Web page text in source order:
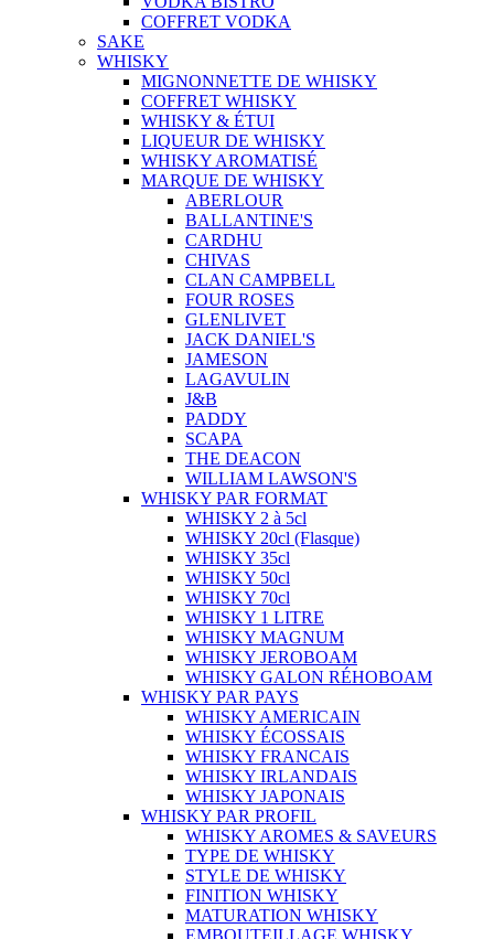
COFFRET VODKA
SAKE
WHISKY
MIGNONNETTE DE WHISKY
COFFRET WHISKY
WHISKY & ÉTUI
LIQUEUR DE WHISKY
WHISKY AROMATISÉ
MARQUE DE WHISKY
ABERLOUR
BALLANTINE'S
CARDHU
CHIVAS
CLAN CAMPBELL
FOUR ROSES
GLENLIVET
JACK DANIEL'S
JAMESON
LAGAVULIN
J&B
PADDY
SCAPA
THE DEACON
WILLIAM LAWSON'S
WHISKY PAR FORMAT
WHISKY 2 à 5cl
WHISKY 20cl (Flasque)
WHISKY 35cl
WHISKY 50cl
WHISKY 70cl
WHISKY 1 LITRE
WHISKY MAGNUM
WHISKY JEROBOAM
WHISKY GALON RÉHOBOAM
WHISKY PAR PAYS
WHISKY AMERICAIN
WHISKY ÉCOSSAIS
WHISKY FRANCAIS
WHISKY IRLANDAIS
WHISKY JAPONAIS
WHISKY PAR PROFIL
WHISKY AROMES & SAVEURS
TYPE DE WHISKY
STYLE DE WHISKY
FINITION WHISKY
MATURATION WHISKY
EMBOUTEILLAGE WHISKY